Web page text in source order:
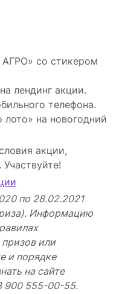
со стикером
лендинг акции.
телефона.
лото» на новогодний
акции,
по 28.02.2021
Информацию
или
и порядке
на сайте
900 555-00-55.